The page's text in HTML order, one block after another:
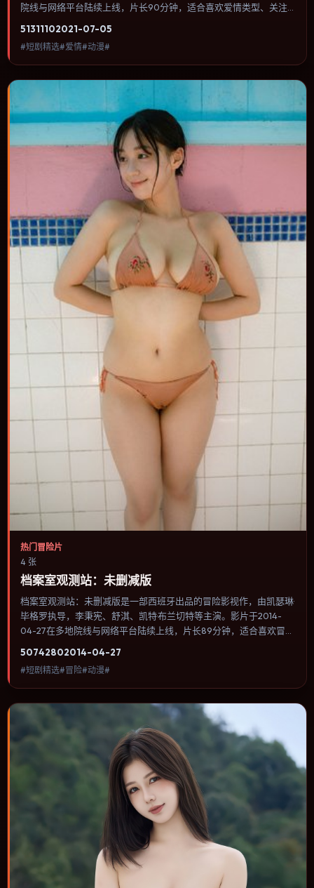
院线与网络平台陆续上线，片长90分钟，适合喜欢爱情类型、关注
进，节奏与视听语言统一，可作为休闲观影或类型片补片的选择。
51311102021-07-05
#短剧精选#爱情#动漫#
热门冒险片
4 张
档案室观测站：未删减版
档案室观测站：未删减版是一部西班牙出品的冒险影视作，由凯瑟琳·
毕格罗执导，李秉宪、舒淇、凯特·布兰切特等主演。影片于2014-
04-27在多地院线与网络平台陆续上线，片长89分钟，适合喜欢冒险
情节推进，节奏与视听语言统一，可作为休闲观影或类型片补片的选
择。
50742802014-04-27
#短剧精选#冒险#动漫#